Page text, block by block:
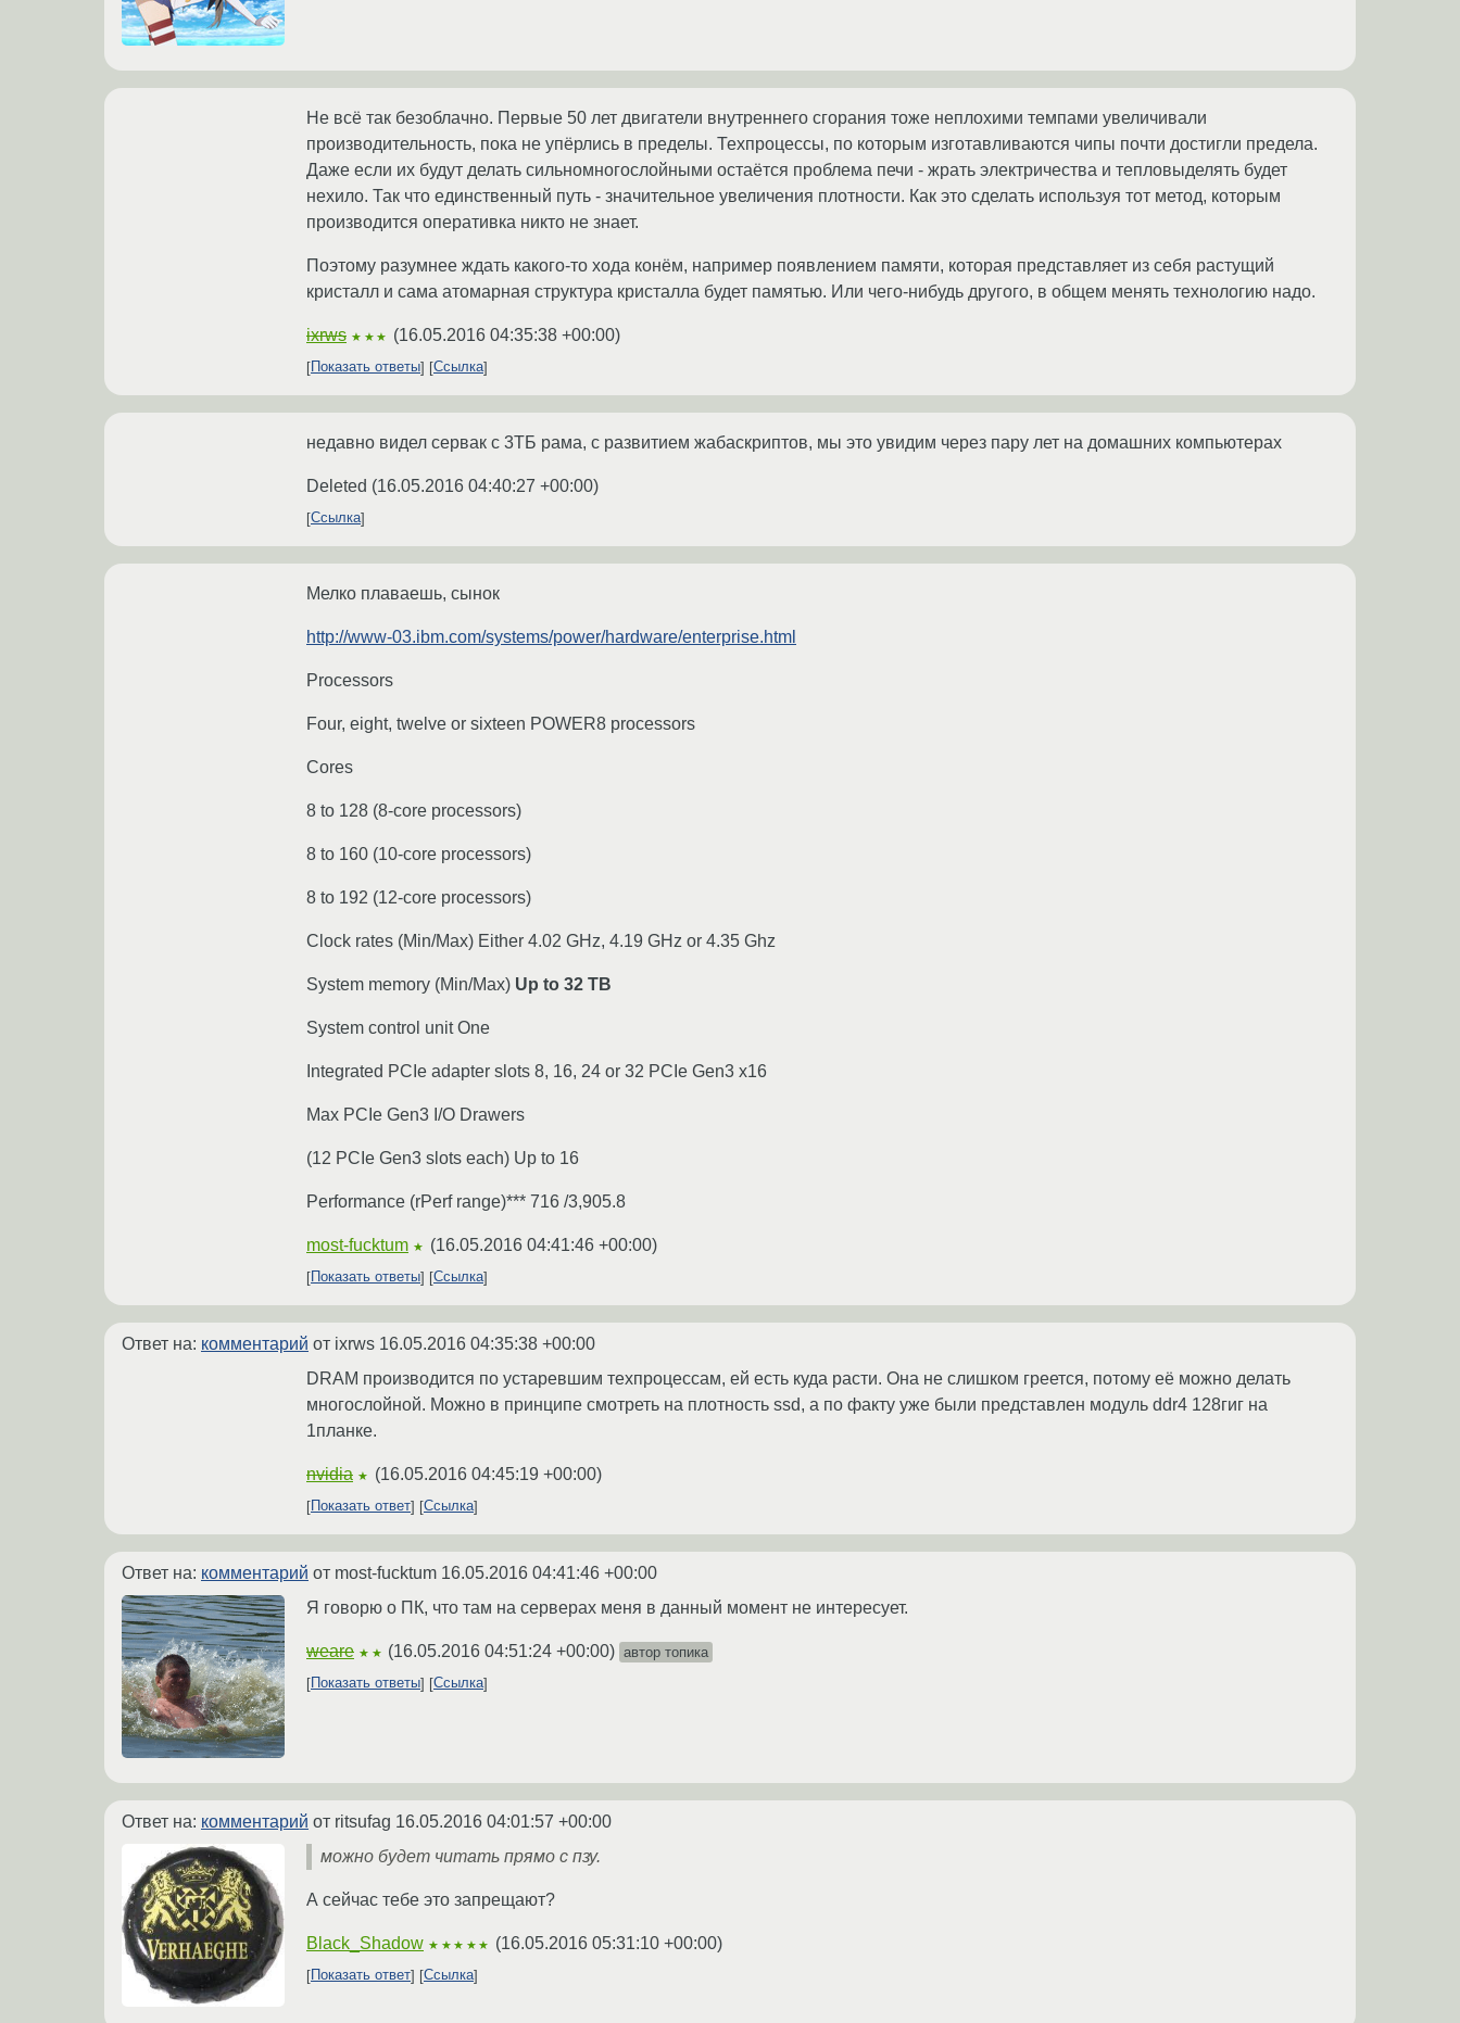
Не всё так безоблачно. Первые 50 лет двигатели внутреннего сгорания тоже неплохими темпами увеличивали
производительность, пока не упёрлись в пределы. Техпроцессы, по которым изготавливаются чипы почти достигли предела.
Даже если их будут делать сильномногослойными остаётся проблема печи - жрать электричества и тепловыделять будет
нехило. Так что единственный путь - значительное увеличения плотности. Как это сделать используя тот метод, которым
производится оперативка никто не знает.
Поэтому разумнее ждать какого-то хода конём, например появлением памяти, которая представляет из себя растущий
кристалл и сама атомарная структура кристалла будет памятью. Или чего-нибудь другого, в общем менять технологию надо.
ixrws ★★★ (16.05.2016 04:35:38 +00:00)
Показать ответы Ссылка
недавно видел сервак с 3ТБ рама, с развитием жабаскриптов, мы это увидим через пару лет на домашних компьютерах
Deleted (16.05.2016 04:40:27 +00:00)
Ссылка
Мелко плаваешь, сынок
http://www-03.ibm.com/systems/power/hardware/enterprise.html
Processors
Four, eight, twelve or sixteen POWER8 processors
Cores
8 to 128 (8-core processors)
8 to 160 (10-core processors)
8 to 192 (12-core processors)
Clock rates (Min/Max) Either 4.02 GHz, 4.19 GHz or 4.35 Ghz
System memory (Min/Max) Up to 32 TB
System control unit One
Integrated PCIe adapter slots 8, 16, 24 or 32 PCIe Gen3 x16
Max PCIe Gen3 I/O Drawers
(12 PCIe Gen3 slots each) Up to 16
Performance (rPerf range)*** 716 /3,905.8
most-fucktum ★ (16.05.2016 04:41:46 +00:00)
Показать ответы Ссылка
Ответ на: комментарий от ixrws 16.05.2016 04:35:38 +00:00
DRAM производится по устаревшим техпроцессам, ей есть куда расти. Она не слишком греется, потому её можно делать
многослойной. Можно в принципе смотреть на плотность ssd, а по факту уже были представлен модуль ddr4 128гиг на
1планке.
nvidia ★ (16.05.2016 04:45:19 +00:00)
Показать ответ Ссылка
Ответ на: комментарий от most-fucktum 16.05.2016 04:41:46 +00:00
Я говорю о ПК, что там на серверах меня в данный момент не интересует.
weare ★★ (16.05.2016 04:51:24 +00:00) автор топика
Показать ответы
Ссылка
Ответ на: комментарий от ritsufag 16.05.2016 04:01:57 +00:00
можно будет читать прямо с пзу.
А сейчас тебе это запрещают?
Black_Shadow ★★★★★ (16.05.2016 05:31:10 +00:00)
Показать ответ Ссылка